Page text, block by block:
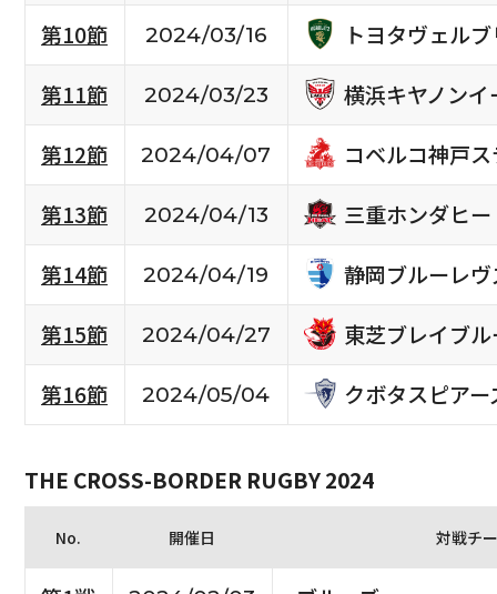
第10節
2024/03/16
トヨタヴェル
第11節
2024/03/23
横浜キヤノンイ
第12節
2024/04/07
コベルコ神戸
第13節
2024/04/13
三重ホンダヒー
第14節
2024/04/19
静岡ブルーレヴ
第15節
2024/04/27
東芝ブレイブ
第16節
2024/05/04 クボタスピア
THE CROSS-BORDER RUGBY 2024
No. 開催日 対戦チ